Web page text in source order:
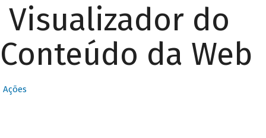
Visualizador do
Conteúdo da Web
Ações